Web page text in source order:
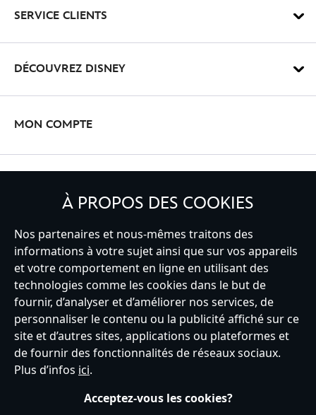
SERVICE CLIENTS
DÉCOUVREZ DISNEY
MON COMPTE
France
Service clients Conditions d’utilisation
Trouver un magasin
Plan du site
Règles de respect de la vie privée
Politique de cookies
Notice relative à la confidentialité
Conditions générales de vente
À PROPOS DES COOKIES
Nos partenaires et nous-mêmes traitons des
informations à votre sujet ainsi que sur vos appareils
et votre comportement en ligne en utilisant des
technologies comme les cookies dans le but de
fournir, d’analyser et d’améliorer nos services, de
personnaliser le contenu ou la publicité affiché sur ce
site et d’autres sites, applications ou plateformes et
de fournir des fonctionnalités de réseaux sociaux.
Plus d’infos ici.
Acceptez-vous les cookies?